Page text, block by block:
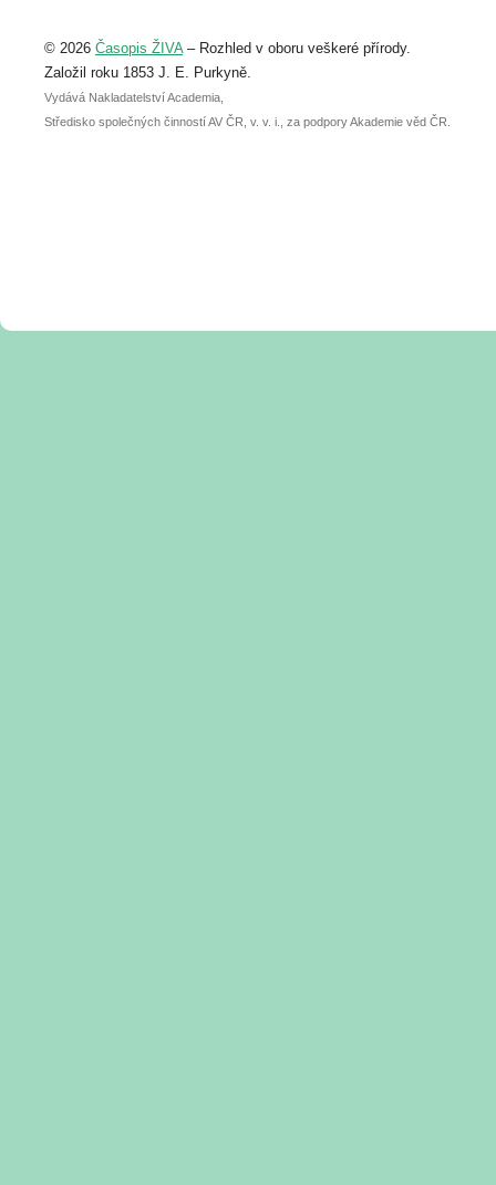
abstraktu přihlášené přednášky nebo
posteru je už 30. června.
© 2026 Časopis ŽIVA– Rozhled v oboru veškeré přírody.
Založil roku 1853 J. E. Purkyně.
Vydává Nakladatelství Academia,
Středisko společných činností AV ČR, v. v. i., za podpory Akademie věd ČR.